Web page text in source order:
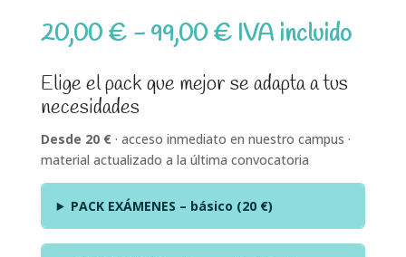
20,00 € - 99,00 €Rango
precios:
desde
hasta
99,00 €
IVA incluido
Elige el pack que mejor se adapta a tus
necesidades
Desde 20 €· acceso inmediato en nuestro campus ·
material actualizado a la última convocatoria
PACK EXÁMENES – básico (20 €)